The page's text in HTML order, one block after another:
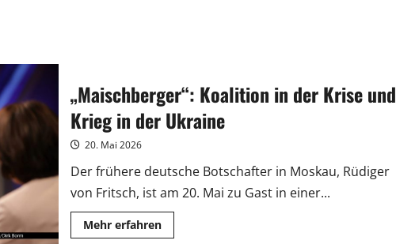
„Maischberger“: Koalition in der Krise und
Krieg in der Ukraine
20. Mai 2026
Der frühere deutsche Botschafter in Moskau, Rüdiger
von Fritsch, ist am 20. Mai zu Gast in einer...
Mehr erfahrenMehr
Informationen